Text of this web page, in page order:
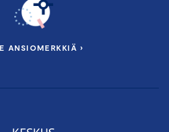
ANSIOMERKKIÄ ›